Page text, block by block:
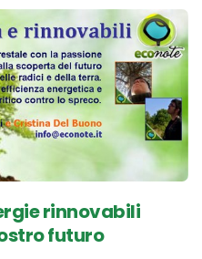
rinnovabili
futuro